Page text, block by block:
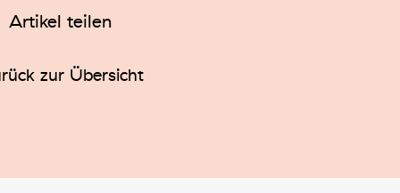
Artikel teilen
zur Übersicht